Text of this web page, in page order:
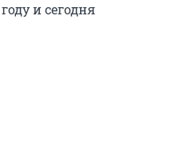
и сегодня